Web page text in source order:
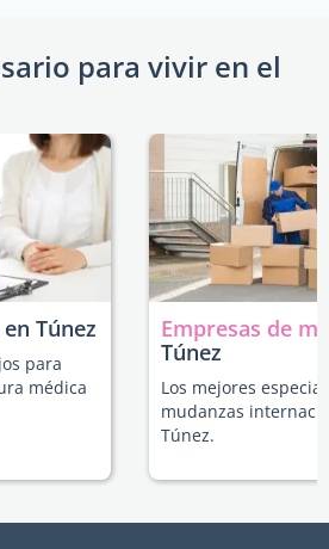
para vivir en el
en Túnez
para
médica
Empresas de
Túnez
Los mejores
mudanzas
Túnez.